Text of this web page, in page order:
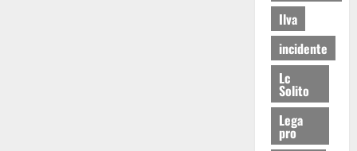
Ilva
incidente
Lc
Solito
Lega
pro